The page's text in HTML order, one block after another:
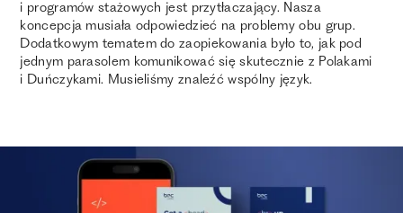
i programów stażowych jest przytłaczający. Nasza
koncepcja musiała odpowiedzieć na problemy obu grup.
Dodatkowym tematem do zaopiekowania było to, jak pod
jednym parasolem komunikować się skutecznie z Polakami
i Duńczykami. Musieliśmy znaleźć wspólny język.